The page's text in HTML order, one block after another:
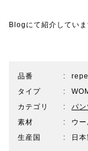
Blogにて紹介してい
品番
タイプ
カテゴリ
パン
素材
ウ
生産国
日